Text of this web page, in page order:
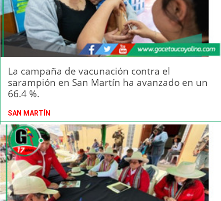
La campaña de vacunación contra el
sarampión en San Martín ha avanzado en un
66.4 %.
SAN MARTÍN